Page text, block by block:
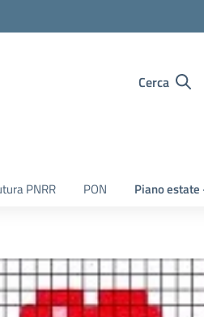
Cerca
PNRR PON Piano estate